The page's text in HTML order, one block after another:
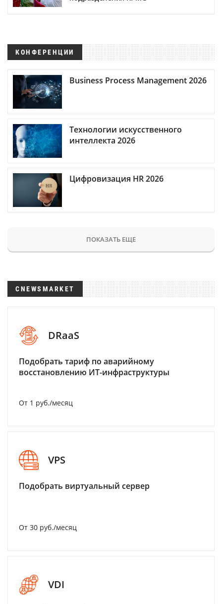
КОНФЕРЕНЦИИ
Business Process Management 2026
Технологии искусственного
интеллекта 2026
Цифровизация HR 2026
ПОКАЗАТЬ ЕЩЕ
CNEWSMARKET
DRaaS
Подобрать тариф по аварийному
восстановлению ИТ-инфраструктуры
От 1 руб./месяц
VPS
Подобрать виртуальный сервер
От 30 руб./месяц
VDI